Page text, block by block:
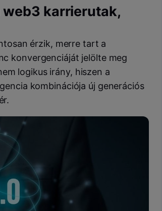
web3 karrierutak,
érzik, merre tart a
konvergenciáját jelölte meg
logikus irány, hiszen a
kombinációja új generációs